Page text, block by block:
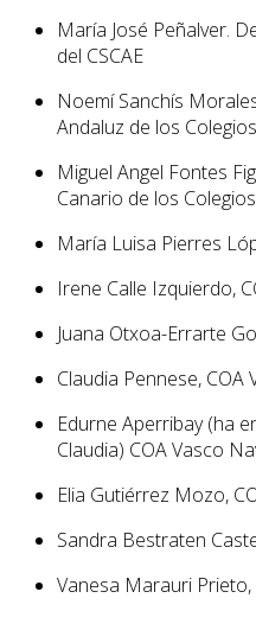
María José Peñalver.
del CSCAE
Noemí Sanchís
Andaluz de los
Miguel Angel Fontes
Canario de los
María Luisa Pierres
Irene Calle Izquierdo,
Juana Otxoa-Errarte
Claudia Pennese, COA
Edurne Aperribay (ha
Claudia) COA Vasco
Elia Gutiérrez Mozo,
Sandra Bestraten
Vanesa Marauri Prieto,